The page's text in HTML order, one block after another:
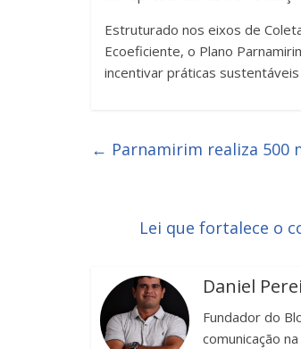
Estruturado nos eixos de
Ecoeficiente, o Plano
incentivar práticas
← Parnamirim realiza 500
Lei que fortalece o
Daniel
Fundador do
comunicação